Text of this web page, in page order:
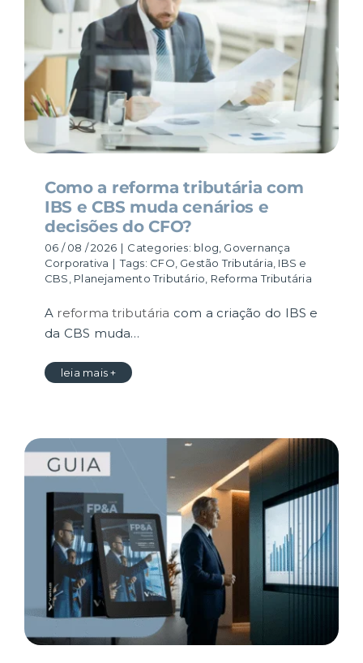
RESULTADOS
CARREIRA
CONTATO
Como a reforma tributária com
IBS e CBS muda cenários e
decisões do CFO?
06 / 08 / 2026 | Categories: blog Governança
Corporativa | Tags: CFO Gestão Tributária IBS e
CBS Planejamento Tributário Reforma Tributária
A reforma tributária com a criação do IBS e
da CBS muda…
leia mais +